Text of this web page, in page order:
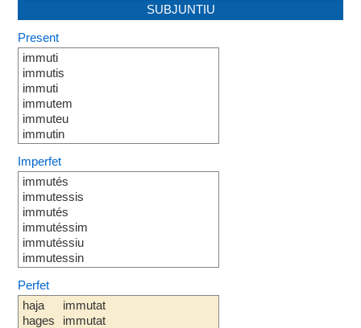
SUBJUNTIU
Present
immuti
immutis
immuti
immutem
immuteu
immutin
Imperfet
immutés
immutessis
immutés
immutéssim
immutéssiu
immutessin
Perfet
haja
hages
immutat
immutat